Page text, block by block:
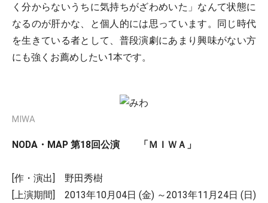
く分からないうちに気持ちがざわめいた」なんて状態に
なるのが肝かな、と個人的には思っています。同じ時代
を生きている者として、普段演劇にあまり興味がない方
にも強くお薦めしたい1本です。
MIWA
NODA・MAP 第18回公演 「ＭＩＷＡ」
[作・演出] 野田秀樹
[上演期間] 2013年10月04日 (金) ～2013年11月24日 (日)